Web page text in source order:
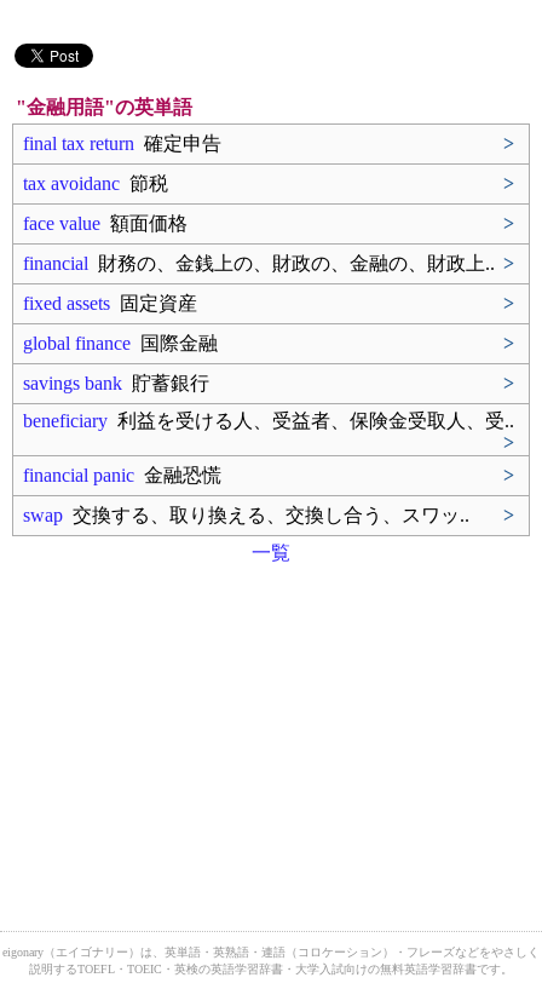
"金融用語"の英単語
final tax return 確定申告
>
tax avoidanc 節税
>
face value 額面価格
>
financial 財務の、金銭上の、財政の、金融の、財政上.. >
fixed assets 固定資産
>
global finance 国際金融
>
savings bank 貯蓄銀行
>
beneficiary 利益を受ける人、受益者、保険金受取人、受..
>
financial panic 金融恐慌
>
swap 交換する、取り換える、交換し合う、スワッ..
>
一覧
eigonary（エイゴナリー）は、英単語・英熟語・連語（コロケーション）・フレーズなどをやさしく
説明するTOEFL・TOEIC・英検の英語学習辞書・大学入試向けの無料英語学習辞書です。